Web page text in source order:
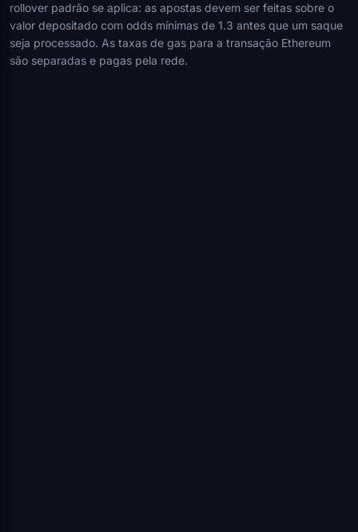
rollover padrão se aplica: as apostas devem ser feitas sobre o
valor depositado com odds mínimas de 1.3 antes que um saque
seja processado. As taxas de gas para a transação Ethereum
são separadas e pagas pela rede.